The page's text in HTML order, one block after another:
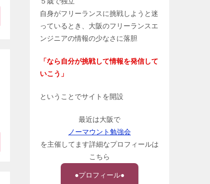
自身がフリーランスに挑戦しようと迷
っているとき、大阪のフリーランスエ
ンジニアの情報の少なさに落胆
「なら自分が挑戦して情報を発信して
いこう」
ということでサイトを開設
最近は大阪で
ノーマウント勉強会
を主催してます詳細なプロフィールは
こちら
●プロフィール●